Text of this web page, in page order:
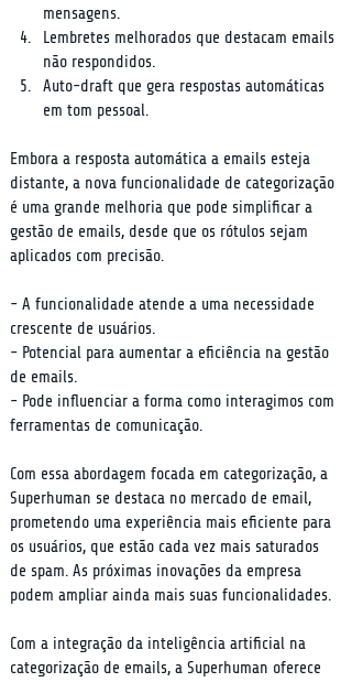
mensagens.
Lembretes melhorados que destacam emails
não respondidos.
Auto-draft que gera respostas automáticas
em tom pessoal.
Embora a resposta automática a emails esteja
distante, a nova funcionalidade de categorização
é uma grande melhoria que pode simplificar a
gestão de emails, desde que os rótulos sejam
aplicados com precisão.
- A funcionalidade atende a uma necessidade
crescente de usuários.
- Potencial para aumentar a eficiência na gestão
de emails.
- Pode influenciar a forma como interagimos com
ferramentas de comunicação.
Com essa abordagem focada em categorização, a
Superhuman se destaca no mercado de email,
prometendo uma experiência mais eficiente para
os usuários, que estão cada vez mais saturados
de spam. As próximas inovações da empresa
podem ampliar ainda mais suas funcionalidades.
Com a integração da inteligência artificial na
categorização de emails, a Superhuman oferece